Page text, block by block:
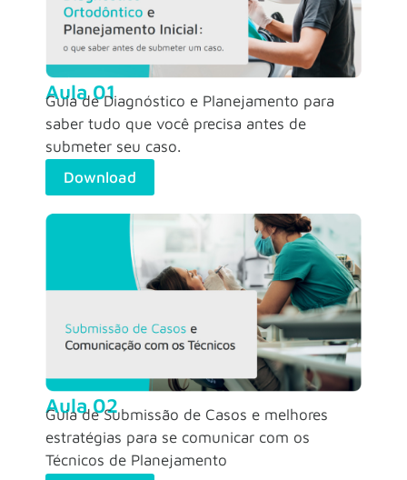
Aula 01
Guia de Diagnóstico e Planejamento para
saber tudo que você precisa antes de
submeter seu caso.
Download
Aula 02
Guia de Submissão de Casos e melhores
estratégias para se comunicar com os
Técnicos de Planejamento